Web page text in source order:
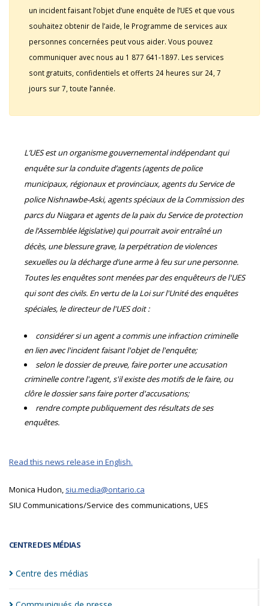
CENTRE DES MÉDIAS
Centre des médias
un incident faisant l’objet d’une enquête de l’UES et que vous
souhaitez obtenir de l’aide, le Programme de services aux
personnes concernées peut vous aider. Vous pouvez
communiquer avec nous au 1 877 641-1897. Les services
sont gratuits, confidentiels et offerts 24 heures sur 24, 7
jours sur 7, toute l’année.
L’UES est un organisme gouvernemental indépendant qui
enquête sur la conduite d’agents (agents de police
municipaux, régionaux et provinciaux, agents du Service de
police Nishnawbe-Aski, agents spéciaux de la Commission des
parcs du Niagara et agents de la paix du Service de protection
de l’Assemblée législative) qui pourrait avoir entraîné un
décès, une blessure grave, la perpétration de violences
sexuelles ou la décharge d’une arme à feu sur une personne.
Toutes les enquêtes sont menées par des enquêteurs de l'UES
qui sont des civils. En vertu de la Loi sur l'Unité des enquêtes
spéciales, le directeur de l'UES doit :
considérer si un agent a commis une infraction criminelle
en lien avec l'incident faisant l'objet de l'enquête;
selon le dossier de preuve, faire porter une accusation
criminelle contre l'agent, s'il existe des motifs de le faire, ou
clôre le dossier sans faire porter d'accusations;
rendre compte publiquement des résultats de ses
enquêtes.
Read this news release in English.
Monica Hudon, siu.media@ontario.ca
SIU Communications/Service des communications, UES